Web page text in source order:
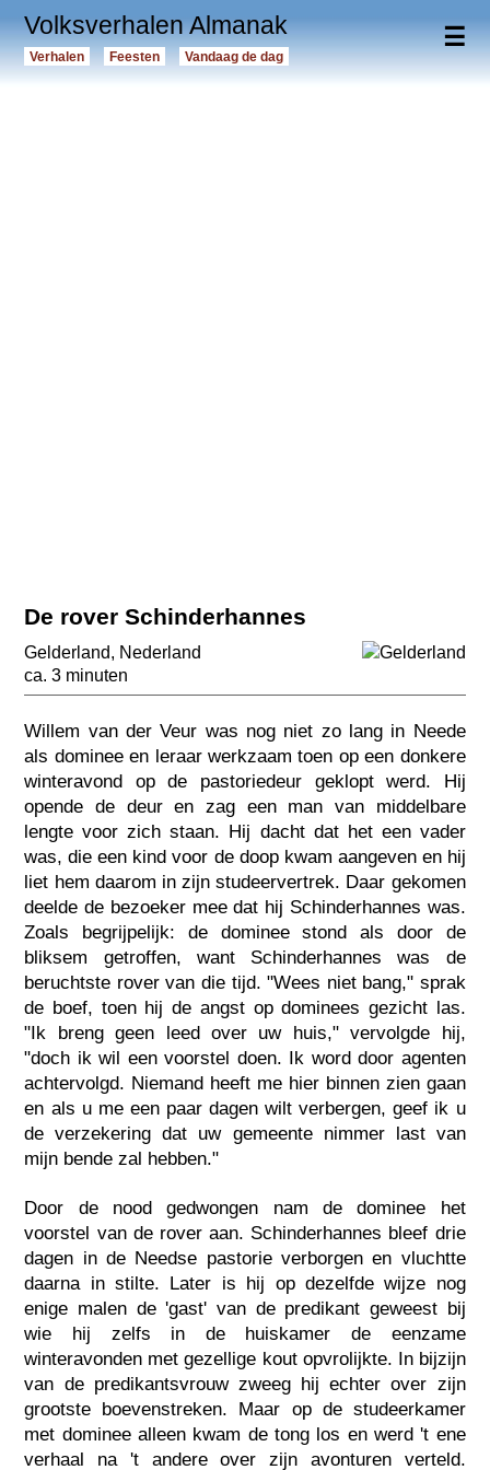
☰
Volksverhalen Almanak
Verhalen Feesten Vandaag de dag
De rover Schinderhannes
Gelderland, Nederland
ca. 3 minuten
Willem van der Veur was nog niet zo lang in Neede
als dominee en leraar werkzaam toen op een donkere
winteravond op de pastoriedeur geklopt werd. Hij
opende de deur en zag een man van middelbare
lengte voor zich staan. Hij dacht dat het een vader
was, die een kind voor de doop kwam aangeven en hij
liet hem daarom in zijn studeervertrek. Daar gekomen
deelde de bezoeker mee dat hij Schinderhannes was.
Zoals begrijpelijk: de dominee stond als door de
bliksem getroffen, want Schinderhannes was de
beruchtste rover van die tijd. "Wees niet bang," sprak
de boef, toen hij de angst op dominees gezicht las.
"Ik breng geen leed over uw huis," vervolgde hij,
"doch ik wil een voorstel doen. Ik word door agenten
achtervolgd. Niemand heeft me hier binnen zien gaan
en als u me een paar dagen wilt verbergen, geef ik u
de verzekering dat uw gemeente nimmer last van
mijn bende zal hebben."
Door de nood gedwongen nam de dominee het
voorstel van de rover aan. Schinderhannes bleef drie
dagen in de Needse pastorie verborgen en vluchtte
daarna in stilte. Later is hij op dezelfde wijze nog
enige malen de 'gast' van de predikant geweest bij
wie hij zelfs in de huiskamer de eenzame
winteravonden met gezellige kout opvrolijkte. In bijzijn
van de predikantsvrouw zweeg hij echter over zijn
grootste boevenstreken. Maar op de studeerkamer
met dominee alleen kwam de tong los en werd 't ene
verhaal na 't andere over zijn avonturen verteld.